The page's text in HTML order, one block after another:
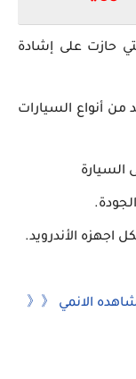
حازت على إشادة
من أنواع السيارات
السيارة
اجهزه الأندرويد.
الانمي 《《